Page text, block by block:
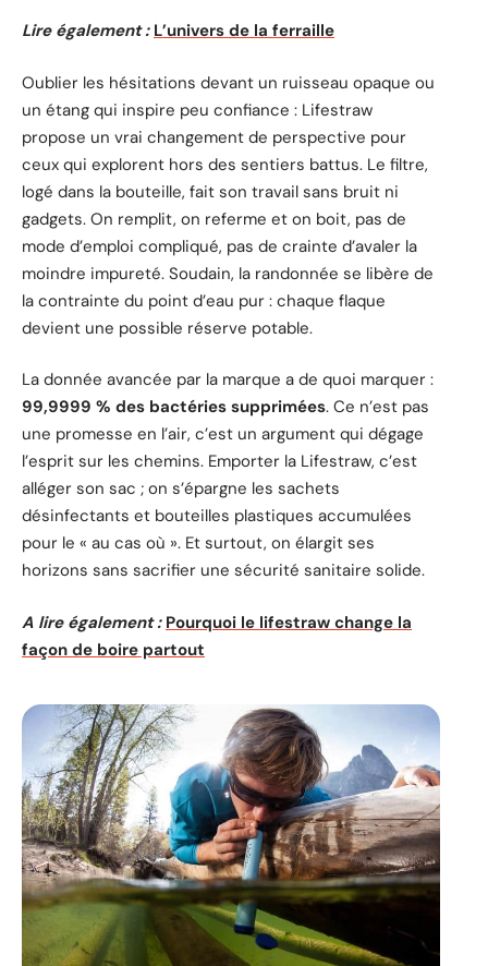
Lire également : L’univers de la ferraille
Oublier les hésitations devant un ruisseau opaque ou
un étang qui inspire peu confiance : Lifestraw
propose un vrai changement de perspective pour
ceux qui explorent hors des sentiers battus. Le filtre,
logé dans la bouteille, fait son travail sans bruit ni
gadgets. On remplit, on referme et on boit, pas de
mode d’emploi compliqué, pas de crainte d’avaler la
moindre impureté. Soudain, la randonnée se libère de
la contrainte du point d’eau pur : chaque flaque
devient une possible réserve potable.
La donnée avancée par la marque a de quoi marquer :
99,9999 % des bactéries supprimées. Ce n’est pas
une promesse en l’air, c’est un argument qui dégage
l’esprit sur les chemins. Emporter la Lifestraw, c’est
alléger son sac ; on s’épargne les sachets
désinfectants et bouteilles plastiques accumulées
pour le « au cas où ». Et surtout, on élargit ses
horizons sans sacrifier une sécurité sanitaire solide.
A lire également : Pourquoi le lifestraw change la
façon de boire partout